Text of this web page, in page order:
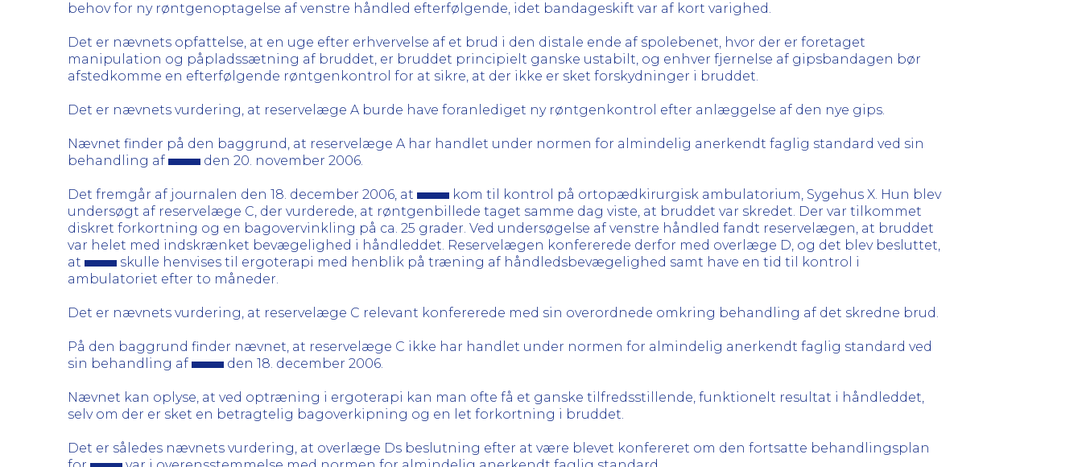
behov for ny røntgenoptagelse af venstre håndled efterfølgende, idet bandageskift var af kort varighed.
Det er nævnets opfattelse, at en uge efter erhvervelse af et brud i den distale ende af spolebenet, hvor der er foretaget
manipulation og påpladssætning af bruddet, er bruddet principielt ganske ustabilt, og enhver fjernelse af gipsbandagen bør
afstedkomme en efterfølgende røntgenkontrol for at sikre, at der ikke er sket forskydninger i bruddet.
Det er nævnets vurdering, at reservelæge A burde have foranlediget ny røntgenkontrol efter anlæggelse af den nye gips.
Nævnet finder på den baggrund, at reservelæge A har handlet under normen for almindelig anerkendt faglig standard ved sin
behandling af
den 20. november 2006.
Det fremgår af journalen den 18. december 2006, at
kom til kontrol på ortopædkirurgisk ambulatorium, Sygehus X. Hun blev
undersøgt af reservelæge C, der vurderede, at røntgenbillede taget samme dag viste, at bruddet var skredet. Der var tilkommet
diskret forkortning og en bagovervinkling på ca. 25 grader. Ved undersøgelse af venstre håndled fandt reservelægen, at bruddet
var helet med indskrænket bevægelighed i håndleddet. Reservelægen konfererede derfor med overlæge D, og det blev besluttet,
at
skulle henvises til ergoterapi med henblik på træning af håndledsbevægelighed samt have en tid til kontrol i
ambulatoriet efter to måneder.
Det er nævnets vurdering, at reservelæge C relevant konfererede med sin overordnede omkring behandling af det skredne brud.
På den baggrund finder nævnet, at reservelæge C ikke har handlet under normen for almindelig anerkendt faglig standard ved
sin behandling af
den 18. december 2006.
Nævnet kan oplyse, at ved optræning i ergoterapi kan man ofte få et ganske tilfredsstillende, funktionelt resultat i håndleddet,
selv om der er sket en betragtelig bagoverkipning og en let forkortning i bruddet.
Det er således nævnets vurdering, at overlæge Ds beslutning efter at være blevet konfereret om den fortsatte behandlingsplan